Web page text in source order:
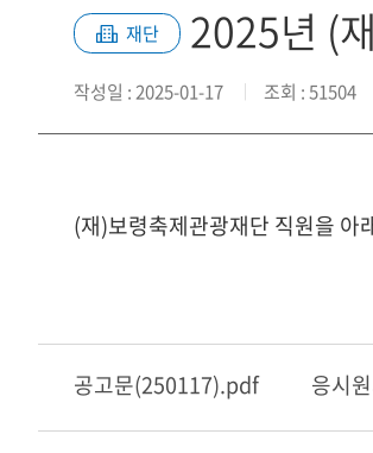
재단 2025년 (
작성일 : 2025-01-17 조회 : 51504
(재)보령축제관광재단 직원을 아
공고문(250117).pdf 응시